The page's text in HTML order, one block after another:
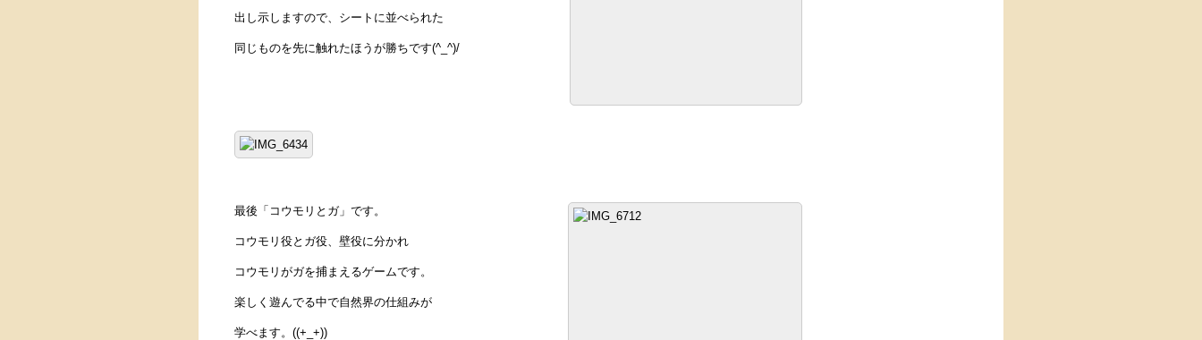
出し示しますので、シートに並べられた
同じものを先に触れたほうが勝ちです(^_^)/
最後「コウモリとガ」です。
コウモリ役とガ役、壁役に分かれ
コウモリがガを捕まえるゲームです。
楽しく遊んでる中で自然界の仕組みが
学べます。((+_+))